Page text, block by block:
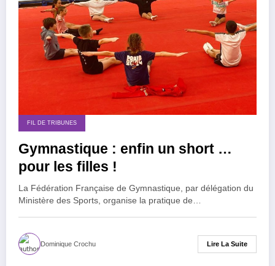
FIL DE TRIBUNES
Gymnastique : enfin un short …
pour les filles !
La Fédération Française de Gymnastique, par délégation du
Ministère des Sports, organise la pratique de…
Dominique Crochu Lire La Suite